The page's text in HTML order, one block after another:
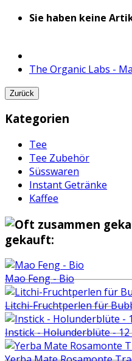
Sie haben keine
The Organic Labs -
Zurück
Kategorien
Tee
Tee Zubehör
Süsswaren
Instant Getränke
Kaffee
gekauft:
Mao Feng - Bio
Litchi-Fruchtperlen für
Instick - Holunderblüte - 12